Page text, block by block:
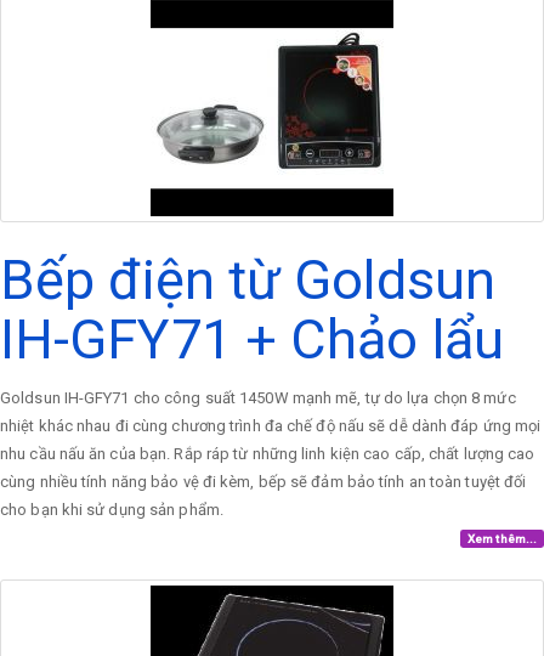
Bếp điện từ Goldsun
IH-GFY71 + Chảo lẩu
Goldsun IH-GFY71 cho công suất 1450W mạnh mẽ, tự do lựa chọn 8 mức
nhiệt khác nhau đi cùng chương trình đa chế độ nấu sẽ dễ dành đáp ứng mọi
nhu cầu nấu ăn của bạn. Rắp ráp từ những linh kiện cao cấp, chất lượng cao
cùng nhiều tính năng bảo vệ đi kèm, bếp sẽ đảm bảo tính an toàn tuyệt đối
cho bạn khi sử dụng sản phẩm.
Xem thêm...